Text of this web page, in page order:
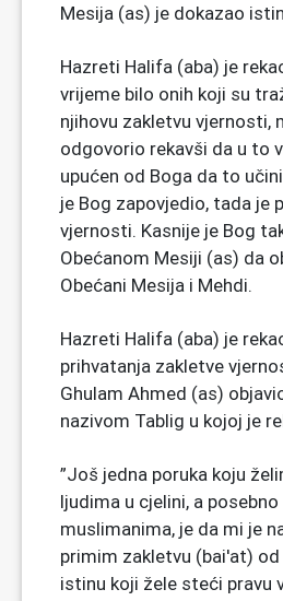
Mesija (as) je dokazao
Hazreti Halifa (aba) je
vrijeme bilo onih koji su
njihovu zakletvu vjernosti,
odgovorio rekavši da u to
upućen od Boga da to
je Bog zapovjedio, tada je
vjernosti. Kasnije je Bog
Obećanom Mesiji (as) da
Obećani Mesija i Mehdi.
Hazreti Halifa (aba) je
prihvatanja zakletve
Ghulam Ahmed (as)
nazivom Tablig u kojoj je
”Još jedna poruka koju
ljudima u cjelini, a
muslimanima, je da mi je
primim zakletvu (bai'at)
istinu koji žele steći pravu